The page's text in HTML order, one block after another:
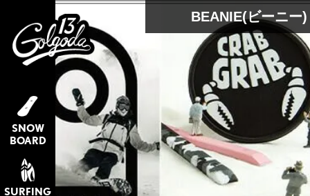
SNOW
BOARD
SURFING
BEANIE(ビーニー)